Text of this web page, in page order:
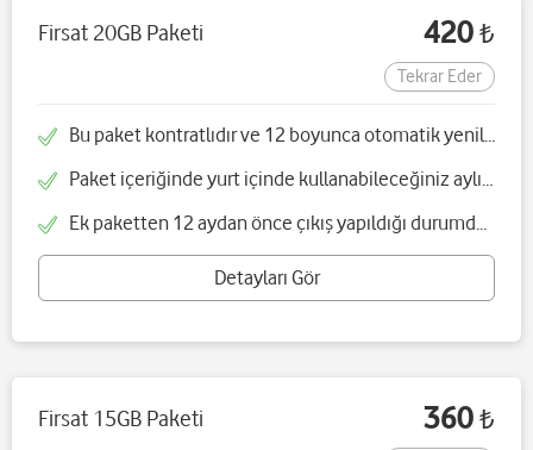
Firsat 20GB Paketi 420 ₺
Tekrar Eder
Bu paket kontratlıdır ve 12 boyunca otomatik yenilenir
Paket içeriğinde yurt içinde kullanabileceğiniz aylık 20 GB internet bulunmaktadır
Ek paketten 12 aydan önce çıkış yapıldığı durumda cayma bedeli yansıtılır
Detayları Gör
Firsat 15GB Paketi 360 ₺